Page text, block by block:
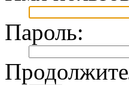
Пароль: